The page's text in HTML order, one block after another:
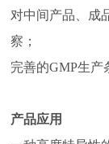
对中间产品、成
察；
完善的GMP生产
产品应用